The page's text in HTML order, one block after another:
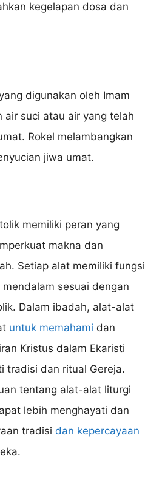
kegelapan dosa dan
digunakan oleh Imam
air suci atau air yang telah
Rokel melambangkan
jiwa umat.
memiliki peran yang
makna dan
Setiap alat memiliki fungsi
sesuai dengan
Dalam ibadah, alat-alat
untuk memahami dan
Kristus dalam Ekaristi
tradisi dan ritual Gereja.
tentang alat-alat liturgi
lebih menghayati dan
tradisi dan kepercayaan